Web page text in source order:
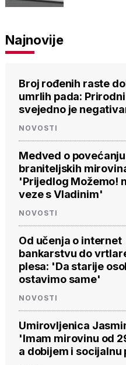
Najnovije
Broj rođenih raste
umrlih pada:
svejedno je
NOVOSTI
Medved o povećanju
braniteljskih
'Prijedlog Možemo!
veze s Vladinim'
NOVOSTI
Od učenja o internet
bankarstvu do
plesa: 'Da starije
ostavimo same'
NOVOSTI
Umirovljenica
'Imam mirovinu od
a dobijem i socijalnu